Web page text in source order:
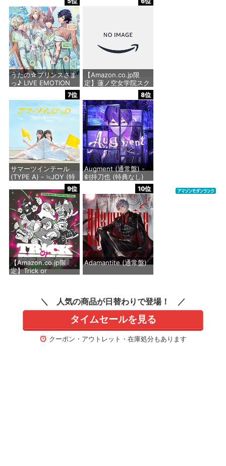
2nd SPECIALアルバム
「おいでよ！石川大観
光Ⅱ」 - 蓮ノ空女学院
スクールアイドルクラ
ブ[日野下花帆、村野
さやか、乙宗 梢、夕霧
綴理、大沢瑠璃乃、藤
島 慈、百生吟子、徒町
小
価格：¥2,860
ARTISTS(アクリルキ
うたの☆プリンスさま
っ♪ LIVE EMOTION
2nd Anniversary CD
トキヤ・カミュ・瑛
二・大和
【Amazon.co.jp限
定】蓮ノ空女学院スク
ールアイドルクラブ
Extraシングル「タイ
トル未定」 - 蓮ノ空女
学院スクールアイドル
クラブ[日野下花帆、
村野さやか、大沢瑠璃
乃、百生吟子、徒町小
鈴、安養寺姫芽、セラ
ス 柳田 リリエンフェ
ルト、桂城
価格：¥1,430
7位
サマーツインテール
(TYPE A) - ≒JOY (特
価格：¥1,488
8位
Augment (通常盤) -
剣持刀也 (特典なし)
価格：¥2,750
9位
【Amazon.co.jp限
定】Trick or
(A4クリアファイル
(Buster Bros!!! ver.)
価格：¥6,600
10位
Adamantite (通常盤)
人気の商品が日替わりで登場！
タイムセールを見る
クーポン・アウトレット・在庫処分もあります